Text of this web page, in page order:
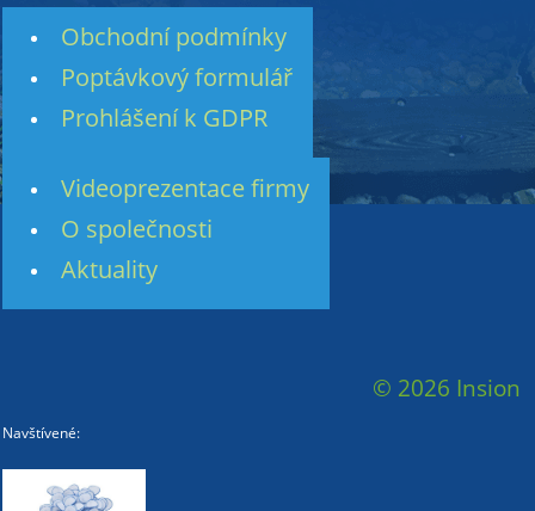
Obchodní podmínky
Poptávkový formulář
Prohlášení k GDPR
Videoprezentace firmy
O společnosti
Aktuality
© 2026 Insion
Navštívené: